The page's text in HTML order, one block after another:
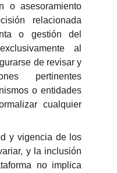
o asesoramiento
relacionada
o gestión del
al
de revisar y
pertinentes
o entidades
cualquier
y vigencia de los
y la inclusión
no implica